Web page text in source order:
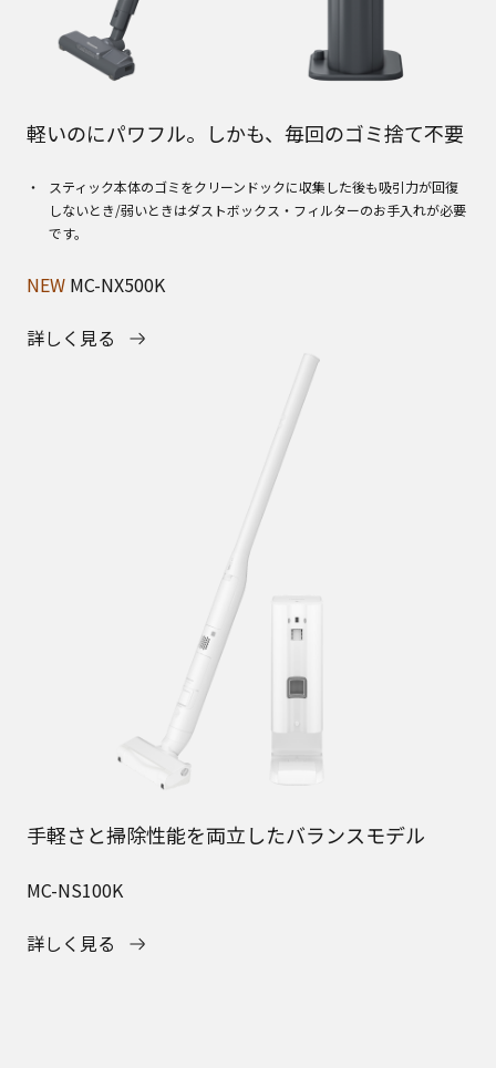
軽いのにパワフル。しかも、毎回のゴミ捨て不要
スティック本体のゴミをクリーンドックに収集した後も吸引力が回復
しないとき/弱いときはダストボックス・フィルターのお手入れが必要
です。
NEW MC-NX500K
詳しく見る
手軽さと掃除性能を両立したバランスモデル
MC-NS100K
詳しく見る